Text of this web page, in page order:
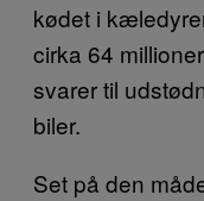
kødet i
cirka 64
svarer til
biler.
Set på den